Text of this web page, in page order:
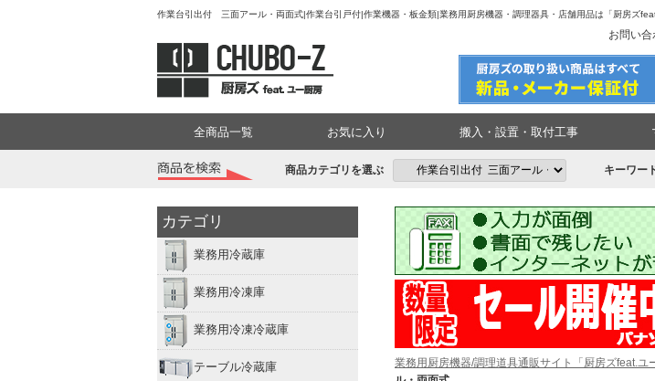
作業台引出付 三面アール・両面式|作業台引戸付|作業機器・板金類|業務用厨房機器・調理器具・店舗用品は「厨房ズ
お問い合
全商品一覧 お気に入り 搬入・設置・取付工事
商品カテゴリを選ぶ キーワー
カテゴリ
業務用冷蔵庫
業務用冷凍庫
業務用冷凍冷蔵庫
テーブル冷蔵庫 業務用厨房機器/調理道具通販サイト「厨房ズfeat.ユ